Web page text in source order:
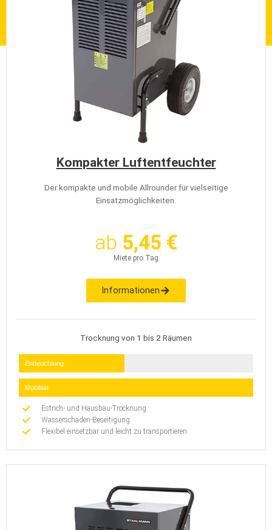
Kompakter Luftentfeuchter
Der kompakte und mobile Allrounder für vielseitige
Einsatzmöglichkeiten.
ab 5,45 €
Miete pro Tag
Informationen
Trocknung von 1 bis 2 Räumen
Entfeuchtung
Mobilität
Estrich- und Hausbau-Trocknung
Wasserschaden-Beseitigung
Flexibel einsetzbar und leicht zu transportieren